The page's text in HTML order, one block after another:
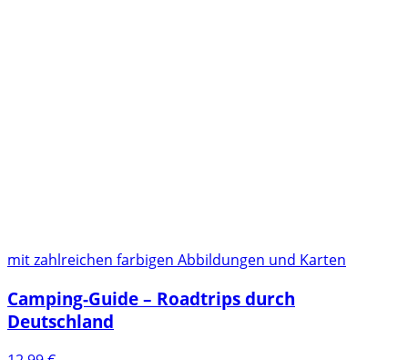
mit zahlreichen farbigen Abbildungen und Karten
Camping-Guide – Roadtrips durch
Deutschland